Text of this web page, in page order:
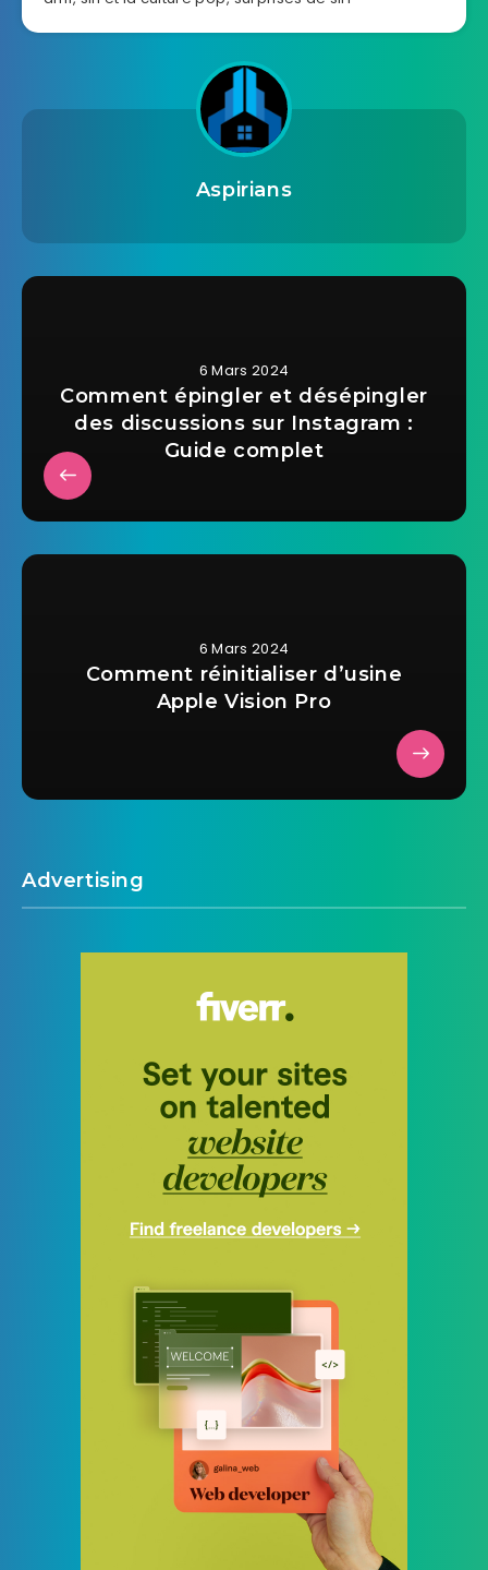
Aspirians
6 Mars 2024
Comment épingler et désépingler
des discussions sur Instagram :
Guide complet
6 Mars 2024
Comment réinitialiser d’usine
Apple Vision Pro
Advertising